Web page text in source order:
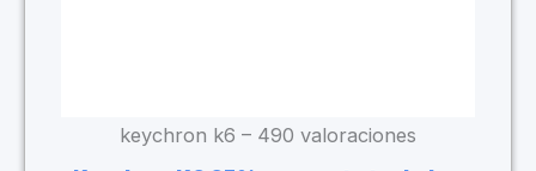
keychron k6 – 490 valoraciones